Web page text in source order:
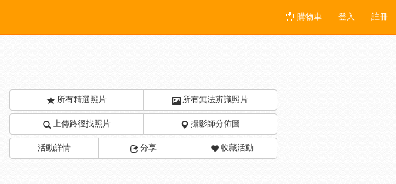
購物車 登入 註冊
所有精選照片 所有無法辨識照片
上傳路徑找照片 攝影師分佈圖
活動詳情 分享 收藏活動